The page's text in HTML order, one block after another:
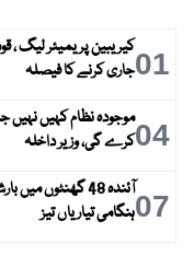
01جاری کرنے کا فیصلہ
04موجودہ نظام کہیں
کرے گی، وزیر داخلہ
07
آئندہ 48 گھنٹوں
ہنگامی تیاریاں تیز